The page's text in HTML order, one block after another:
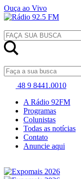
Ouça ao Vivo
48 9 8441.0010
A Rádio 92FM
Programas
Colunistas
Todas as notícias
Contato
Anuncie aqui